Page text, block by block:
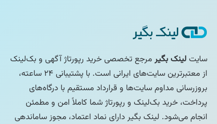
سایتلینک بگیرمرجع تخصصی خرید رپورتاژ آگهی و بک‌لینک
از معتبرترین سایت‌های ایرانی است. با پشتیبانی ۲۴ ساعته،
بروزرسانی مداوم سایت‌ها و قرارداد مستقیم با درگاه‌های
پرداخت، خرید بک‌لینک و رپورتاژ شما کاملاً امن و مطمئن
انجام می‌شود. لینک بگیر دارای نماد اعتماد، مجوز ساماندهی